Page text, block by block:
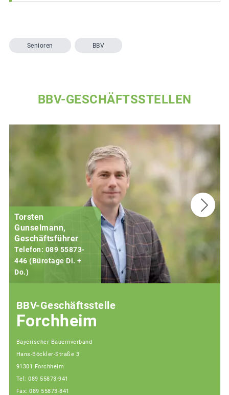
Senioren BBV
BBV-GESCHÄFTSSTELLEN
Torsten
Gunselmann,
Geschäftsführer
Telefon: 089 55873-
446 (Bürotage Di. +
Do.)
BBV-Geschäftsstelle
Forchheim
Bayerischer Bauernverband
Hans-Böckler-Straße 3
91301 Forchheim
Tel: 089 55873-941
Fax: 089 55873-841